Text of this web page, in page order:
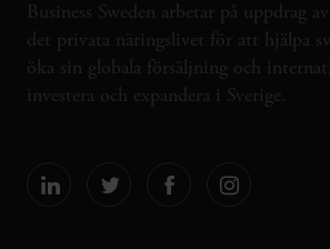
Business Sweden arbetar på uppdrag
det privata näringslivet för att hjälpa
öka sin globala försäljning och
investera och expandera i Sverige.